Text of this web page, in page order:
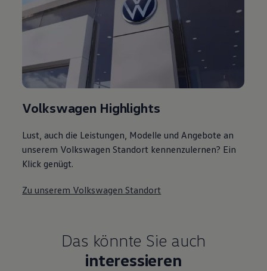
Volkswagen Highlights
Lust, auch die Leistungen, Modelle und Angebote an
unserem Volkswagen Standort kennenzulernen? Ein
Klick genügt.
Zu unserem Volkswagen Standort
Das könnte Sie auch
interessieren